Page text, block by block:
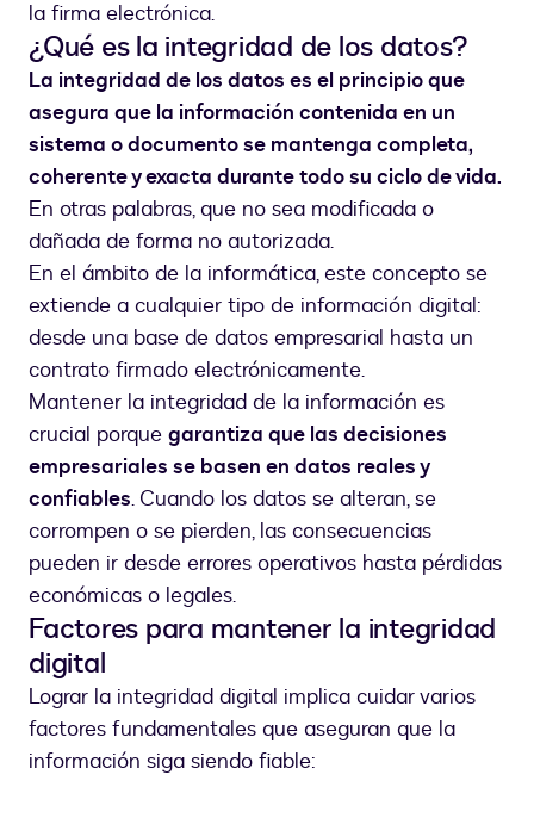
la firma electrónica.
¿Qué es la integridad de los datos?
La integridad de los datos es el principio que
asegura que la información contenida en un
sistema o documento se mantenga completa,
coherente y exacta durante todo su ciclo de vida.
En otras palabras, que no sea modificada o
dañada de forma no autorizada.
En el ámbito de la informática, este concepto se
extiende a cualquier tipo de información digital:
desde una base de datos empresarial hasta un
contrato firmado electrónicamente.
Mantener la integridad de la información es
crucial porque garantiza que las decisiones
empresariales se basen en datos reales y
confiables. Cuando los datos se alteran, se
corrompen o se pierden, las consecuencias
pueden ir desde errores operativos hasta pérdidas
económicas o legales.
Factores para mantener la integridad
digital
Lograr la integridad digital implica cuidar varios
factores fundamentales que aseguran que la
información siga siendo fiable: